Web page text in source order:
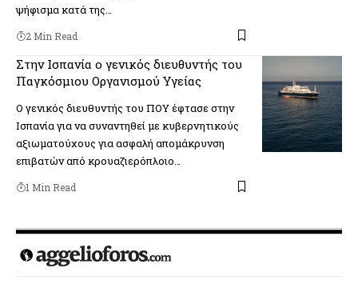
ψήφισμα κατά της…
2 Min Read
Στην Ισπανία ο γενικός διευθυντής του
Παγκόσμιου Οργανισμού Υγείας
Ο γενικός διευθυντής του ΠΟΥ έφτασε στην
Ισπανία για να συναντηθεί με κυβερνητικούς
αξιωματούχους για ασφαλή απομάκρυνση
επιβατών από κρουαζιερόπλοιο…
1 Min Read